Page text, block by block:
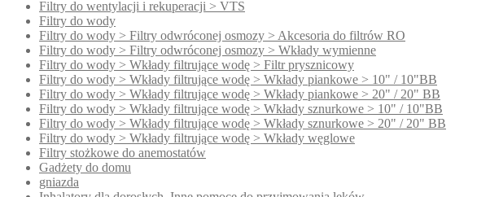
Filtry do wentylacji i rekuperacji > VTS
Filtry do wody
Filtry do wody > Filtry odwróconej osmozy > Akcesoria do filtrów RO
Filtry do wody > Filtry odwróconej osmozy > Wkłady wymienne
Filtry do wody > Wkłady filtrujące wodę > Filtr prysznicowy
Filtry do wody > Wkłady filtrujące wodę > Wkłady piankowe > 10" / 10"BB
Filtry do wody > Wkłady filtrujące wodę > Wkłady piankowe > 20" / 20" BB
Filtry do wody > Wkłady filtrujące wodę > Wkłady sznurkowe > 10" / 10"BB
Filtry do wody > Wkłady filtrujące wodę > Wkłady sznurkowe > 20" / 20" BB
Filtry do wody > Wkłady filtrujące wodę > Wkłady węglowe
Filtry stożkowe do anemostatów
Gadżety do domu
gniazda